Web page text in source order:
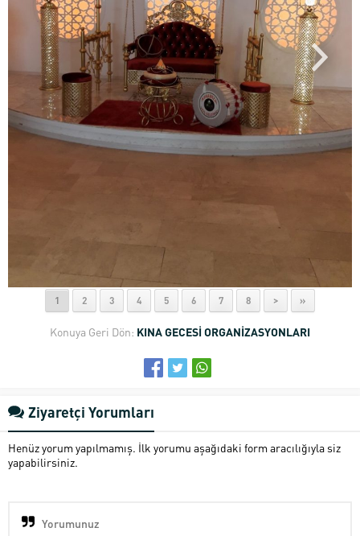
1 2 3 4 5 6 7 8 > »
Konuya Geri Dön: KINA GECESİ ORGANİZASYONLARI
Ziyaretçi Yorumları
Henüz yorum yapılmamış. İlk yorumu aşağıdaki form aracılığıyla siz
yapabilirsiniz.